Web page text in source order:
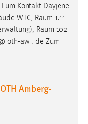
oth-aw . de Zum
Amberg-
(961) 382-1304
Kontakt Dayjene